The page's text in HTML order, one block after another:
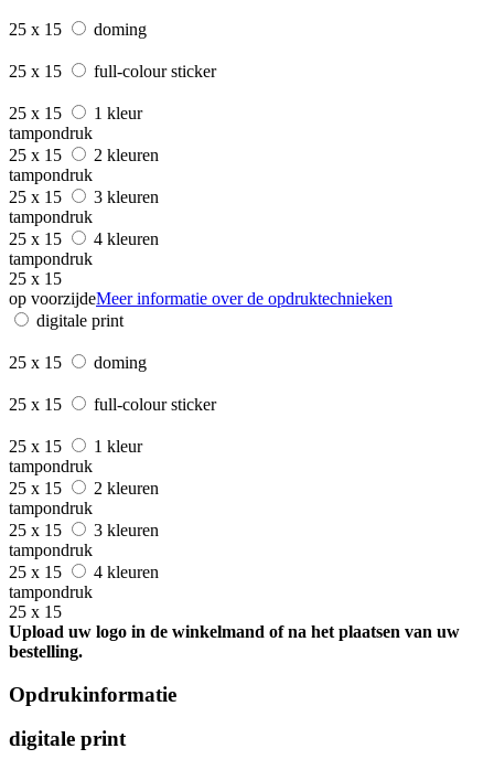
25 x 15 doming
25 x 15 full-colour sticker
25 x 15
1 kleur
tampondruk
25 x 15
2 kleuren
tampondruk
25 x 15
3 kleuren
tampondruk
25 x 15
4 kleuren
tampondruk
25 x 15
op voorzijdeMeer informatie over de opdruktechnieken
digitale print
25 x 15 doming
25 x 15 full-colour sticker
25 x 15
1 kleur
tampondruk
25 x 15
2 kleuren
tampondruk
25 x 15
3 kleuren
tampondruk
25 x 15
4 kleuren
tampondruk
25 x 15
Upload uw logo in de winkelmand of na het plaatsen van uw
bestelling.
Opdrukinformatie
digitale print